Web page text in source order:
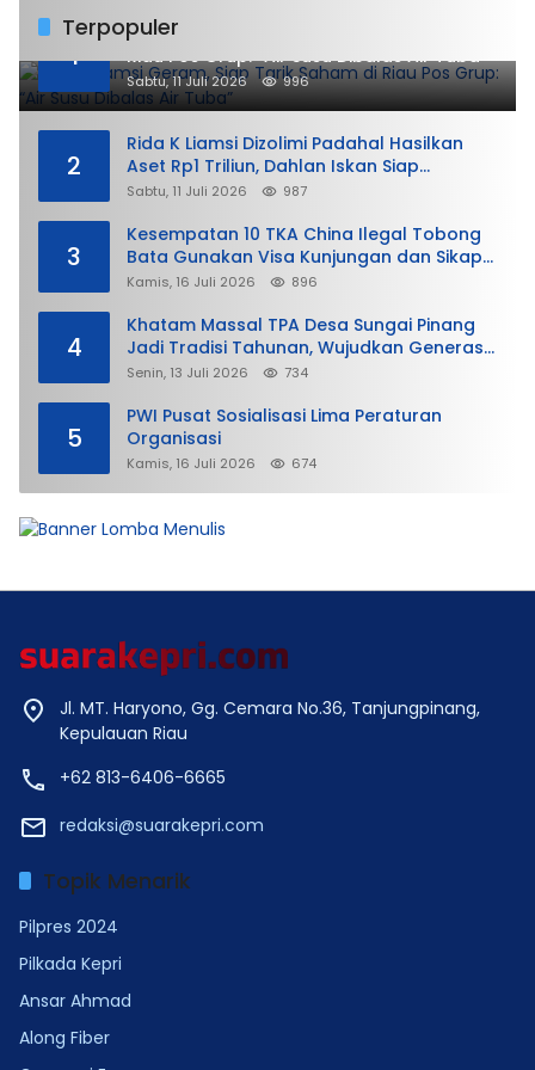
Terpopuler
1
Rida K Liamsi Geram, Siap Tarik Saham di
Riau Pos Grup: “Air Susu Dibalas Air Tuba”
Sabtu, 11 Juli 2026 996
2
Rida K Liamsi Dizolimi Padahal Hasilkan
Aset Rp1 Triliun, Dahlan Iskan Siap
Membela
Sabtu, 11 Juli 2026 987
3
Kesempatan 10 TKA China Ilegal Tobong
Bata Gunakan Visa Kunjungan dan Sikap
Lunak Ditjen Imigrasi Kepri?
Kamis, 16 Juli 2026 896
4
Khatam Massal TPA Desa Sungai Pinang
Jadi Tradisi Tahunan, Wujudkan Generasi
Qurani
Senin, 13 Juli 2026 734
5
PWI Pusat Sosialisasi Lima Peraturan
Organisasi
Kamis, 16 Juli 2026 674
Jl. MT. Haryono, Gg. Cemara No.36, Tanjungpinang,
Kepulauan Riau
+62 813-6406-6665
redaksi@suarakepri.com
Topik Menarik
Pilpres 2024
Pilkada Kepri
Ansar Ahmad
Along Fiber